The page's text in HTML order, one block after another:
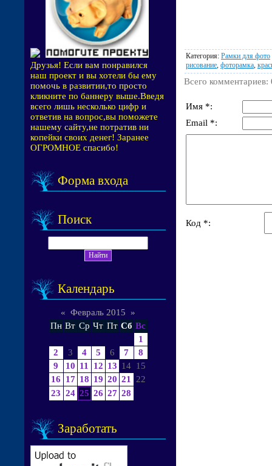
Друзья! Если вам понравился
наш проект и вы хотели бы ему
помочь в развитии,то просто
кликните по баннеру выше.Введя
всего лишь несколько цифр и
ответив на вопрос,вы поможете
нашему сайту,не потратив ни
копейки своих денег! Заранее
ОГРОМНОЕ спасибо!
Форма входа
Поиск
Календарь
« Февраль 2015
»
Пн Вт Ср Чт Пт Сб Вс
1
2
3 4 5 6 7
8
9
10 11 12 13 14 15
16
17 18 19 20 21
22
23 24 25 26 27 28
Заработать
Категория: Рамки для фото
рисование фоторамка
Всего комментариев:
Имя *:
Email *:
Код *: